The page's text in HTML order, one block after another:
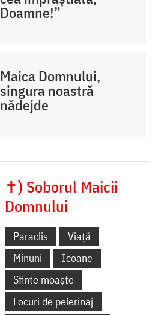
Doamne!”
Maica Domnului,
singura noastră
nădejde
✝) Soborul Maicii
Domnului
Paraclis
Viață
Minuni
Icoane
Sfinte moaște
Locuri de pelerinaj